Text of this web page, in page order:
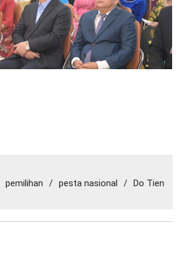
pemilihan / pesta nasional / Do Tien